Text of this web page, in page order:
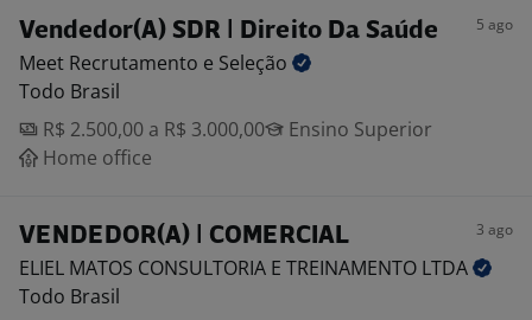
Vendedor(A) SDR | Direito Da Saúde 5 ago
Meet Recrutamento e Seleção
Todo Brasil
R$ 2.500,00 a R$ 3.000,00
Ensino Superior
Home office
VENDEDOR(A) | COMERCIAL 3 ago
ELIEL MATOS CONSULTORIA E TREINAMENTO LTDA
Todo Brasil